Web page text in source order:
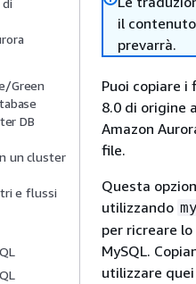
Green
DB
un cluster
e flussi
il
prevarrà.
Puoi copiare i
8.0 di origine
Amazon
file.
Questa
utilizzando
per ricreare
MySQL.
utilizzare